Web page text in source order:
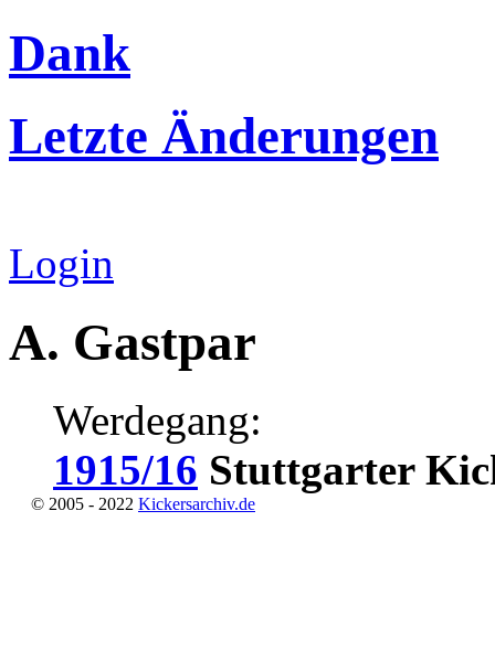
Dank
Letzte Änderungen
Login
A. Gastpar
Werdegang:
1915/16 Stuttgarter
© 2005 - 2022 Kickersarchiv.de